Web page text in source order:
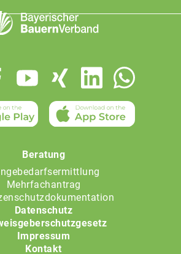
Beratung
Mehrfachantrag
Datenschutz
Impressum
Kontakt